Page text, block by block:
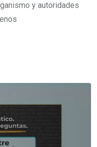
y autoridades